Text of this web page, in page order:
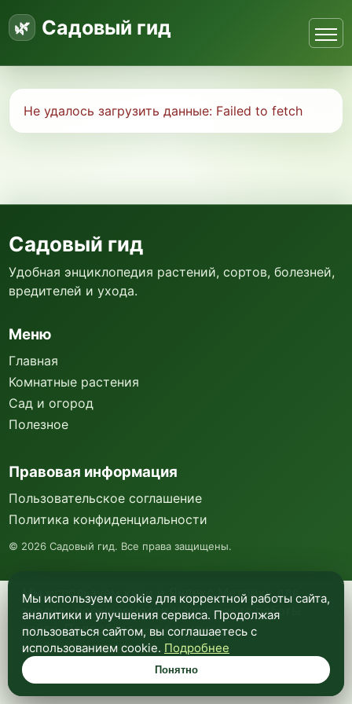
Садовый гид
Не удалось загрузить данные: Failed to fetch
Мы используем куки и Яндекс Метрику для
анализа посещаемости и улучшения работы
сайта. Подробнее —в политике
конфиденциальности.
Понятно
Садовый гид
Удобная энциклопедия растений, сортов, болезней,
вредителей и ухода.
Меню
Главная
Комнатные растения
Сад и огород
Полезное
Правовая информация
Пользовательское соглашение
Политика конфиденциальности
© 2026 Садовый гид. Все права защищены.
Мы используем cookie для корректной работы сайта,
аналитики и улучшения сервиса. Продолжая
пользоваться сайтом, вы соглашаетесь с
использованием cookie. Подробнее
Понятно